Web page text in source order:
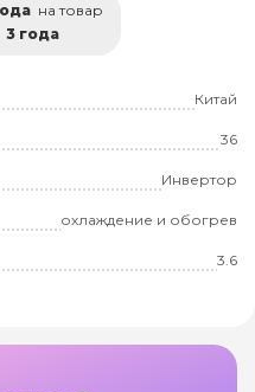
на товар
3 года
Китай
36
Инвертор
охлаждение и обогрев
3.6